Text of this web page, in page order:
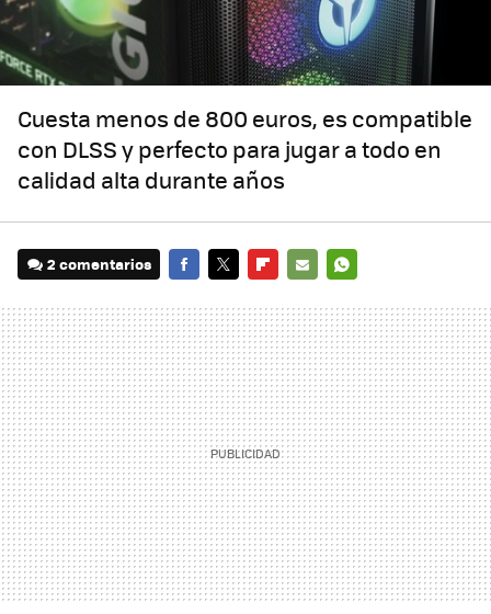
Cuesta menos de 800 euros, es compatible
con DLSS y perfecto para jugar a todo en
calidad alta durante años
2 comentarios
MAIL